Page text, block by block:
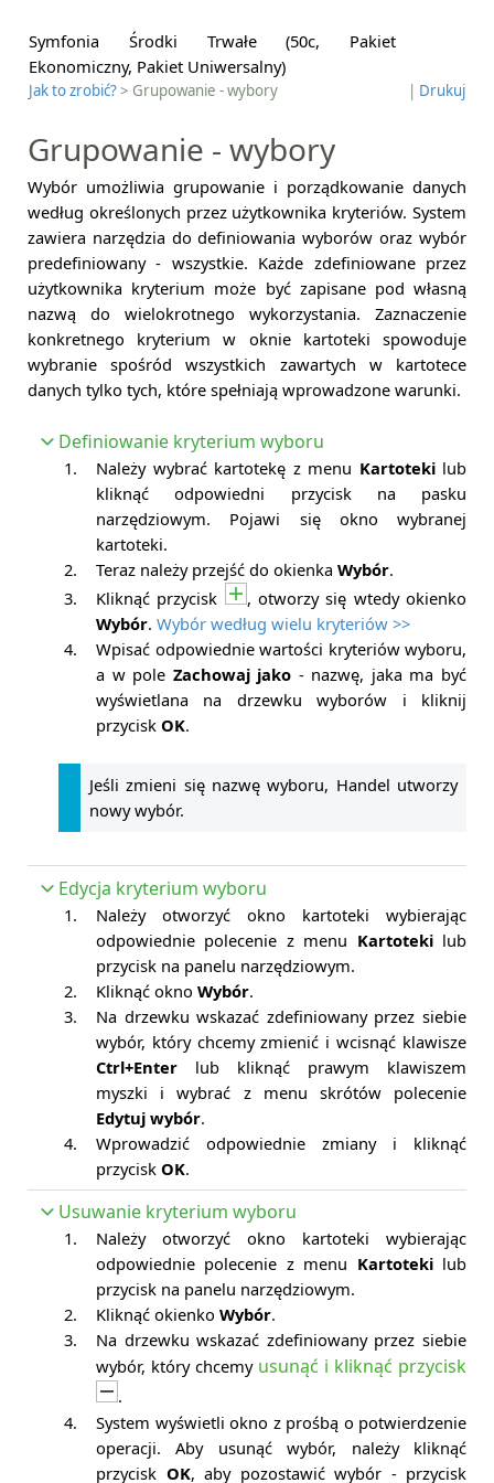
Symfonia Środki Trwałe (50c, Pakiet
Ekonomiczny, Pakiet Uniwersalny)
Jak to zrobić?> Grupowanie - wybory | Drukuj
Grupowanie - wybory
Wybór umożliwia grupowanie i porządkowanie danych
według określonych przez użytkownika kryteriów. System
zawiera narzędzia do definiowania wyborów oraz wybór
predefiniowany - wszystkie. Każde zdefiniowane przez
użytkownika kryterium może być zapisane pod własną
nazwą do wielokrotnego wykorzystania. Zaznaczenie
konkretnego kryterium w oknie kartoteki spowoduje
wybranie spośród wszystkich zawartych w kartotece
danych tylko tych, które spełniają wprowadzone warunki.
Definiowanie kryterium wyboru
1. Należy wybrać kartotekę z menu Kartotekilub
kliknąć odpowiedni przycisk na pasku
narzędziowym. Pojawi się okno wybranej
kartoteki.
2.
Teraz należy przejść do okienka Wybór.
3.
Kliknąć przycisk
, otworzy się wtedy okienko
Wybór. Wybór według wielu kryteriów >>
4.
Wpisać odpowiednie wartości kryteriów wyboru,
a w pole Zachowaj jako - nazwę, jaka ma być
wyświetlana na drzewku wyborów i kliknij
przycisk OK.
Jeśli zmieni się nazwę wyboru, Handel utworzy
nowy wybór.
Edycja kryterium wyboru
1.
Należy otworzyć okno kartoteki wybierając
odpowiednie polecenie z menu Kartotekilub
przycisk na panelu narzędziowym.
2.
Kliknąć okno Wybór.
3.
Na drzewku wskazać zdefiniowany przez siebie
wybór, który chcemy zmienić i wcisnąć klawisze
Ctrl+Enter lub kliknąć prawym klawiszem
myszki i wybrać z menu skrótów polecenie
Edytuj wybór.
4.
Wprowadzić odpowiednie zmiany i kliknąć
przycisk OK.
Usuwanie kryterium wyboru
1.
Należy otworzyć okno kartoteki wybierając
odpowiednie polecenie z menu Kartotekilub
przycisk na panelu narzędziowym.
2.
Kliknąć okienko Wybór.
3.
Na drzewku wskazać zdefiniowany przez siebie
wybór, który chcemy usunąć i kliknąć przycisk
.
4.
System wyświetli okno z prośbą o potwierdzenie
operacji. Aby usunąć wybór, należy kliknąć
przycisk OK, aby pozostawić wybór - przycisk